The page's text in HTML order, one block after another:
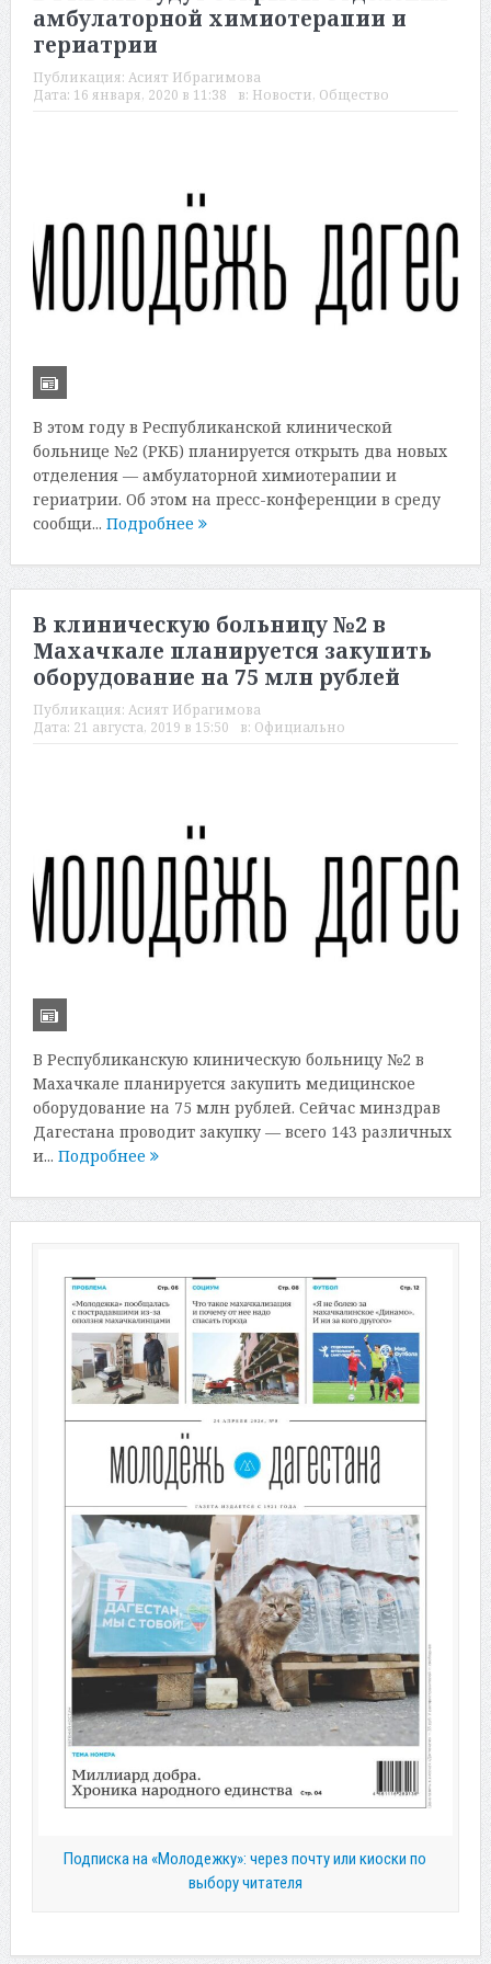
амбулаторной химиотерапии и
гериатрии
Публикация: Асият Ибрагимова
Дата: 16 января, 2020 в 11:38 в: Новости, Общество
В этом году в Республиканской клинической
больнице №2 (РКБ) планируется открыть два новых
отделения — амбулаторной химиотерапии и
гериатрии. Об этом на пресс-конференции в среду
сообщи... Подробнее
В клиническую больницу №2 в
Махачкале планируется закупить
оборудование на 75 млн рублей
Публикация: Асият Ибрагимова
Дата: 21 августа, 2019 в 15:50 в: Официально
В Республиканскую клиническую больницу №2 в
Махачкале планируется закупить медицинское
оборудование на 75 млн рублей. Сейчас минздрав
Дагестана проводит закупку — всего 143 различных
и... Подробнее
Подписка на «Молодежку»: через почту или киоски по
выбору читателя